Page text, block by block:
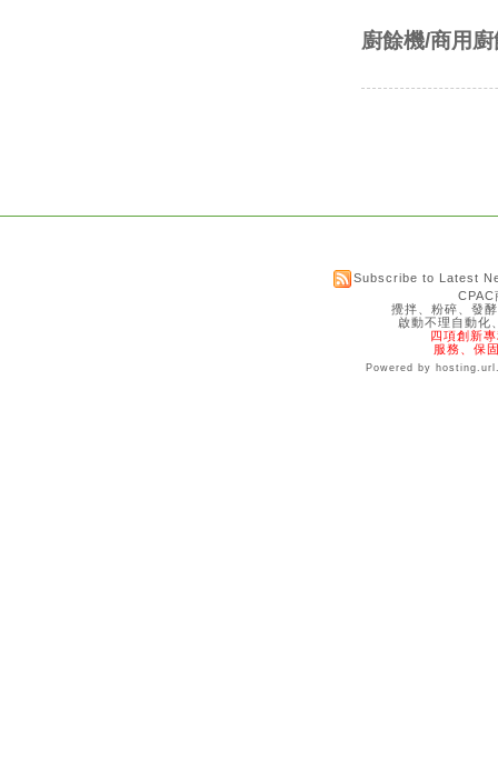
廚餘機/商用
Subscribe to Latest
CPAC
攪拌、粉碎、發
啟動不理自動化
四項創新
服務、保
Powered by